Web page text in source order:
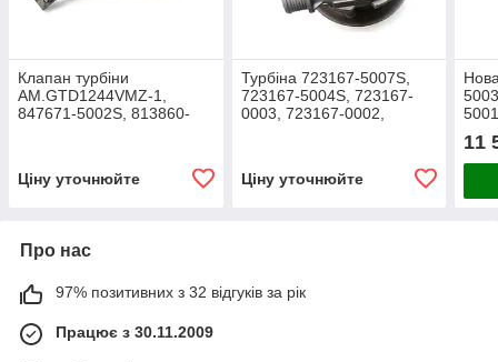
Клапан турбіни
AM.GTD1244VMZ-1,
847671-5002S, 813860-
813860-
Ціну уточнюйте
Турбіна 723167-5007S,
723167-5004S, 723167-
0003, 723167-0002,
Ціну уточнюйте
11
Про нас
97% позитивних з 32 відгуків за рік
Працює з 30.11.2009